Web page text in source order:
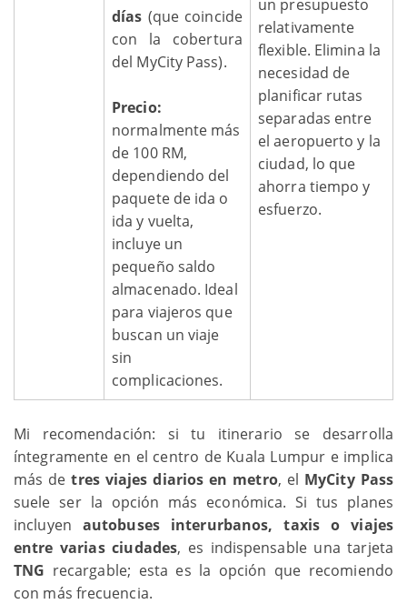
días (que coincide
con la cobertura
del MyCity Pass).
Precio:
normalmente más
de 100 RM,
dependiendo del
paquete de ida o
ida y vuelta,
incluye un
pequeño saldo
almacenado. Ideal
para viajeros que
buscan un viaje
sin
complicaciones.
un presupuesto
relativamente
flexible. Elimina la
necesidad de
planificar rutas
separadas entre
el aeropuerto y la
ciudad, lo que
ahorra tiempo y
esfuerzo.
Mi recomendación: si tu itinerario se desarrolla
íntegramente en el centro de Kuala Lumpur e implica
más detres viajes diarios en metro, el MyCity Pass
suele ser la opción más económica. Si tus planes
incluyen autobuses interurbanos, taxis o viajes
entre varias ciudades, es indispensable una tarjeta
TNG recargable; esta es la opción que recomiendo
con más frecuencia.